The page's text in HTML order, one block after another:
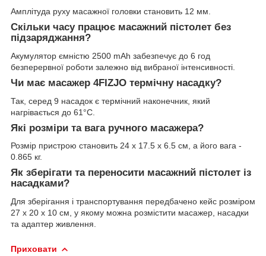
Амплітуда руху масажної головки становить 12 мм.
Скільки часу працює масажний пістолет без
підзаряджання?
Акумулятор ємністю 2500 mAh забезпечує до 6 год
безперервної роботи залежно від вибраної інтенсивності.
Чи має масажер 4FIZJO термічну насадку?
Так, серед 9 насадок є термічний наконечник, який
нагрівається до 61°C.
Які розміри та вага ручного масажера?
Розмір пристрою становить 24 x 17.5 x 6.5 см, а його вага -
0.865 кг.
Як зберігати та переносити масажний пістолет із
насадками?
Для зберігання і транспортування передбачено кейс розміром
27 x 20 x 10 см, у якому можна розмістити масажер, насадки
та адаптер живлення.
Приховати